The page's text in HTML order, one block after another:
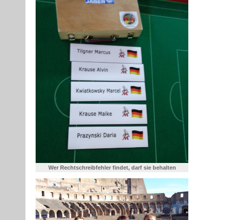
Wer Rechtschreibfehler findet, darf sie behalten